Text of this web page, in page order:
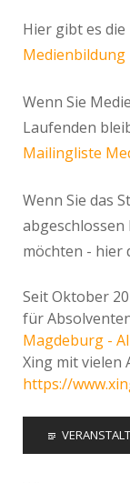
Hier gibt es die
Medienbildung
Wenn Sie
Laufenden
Mailingliste
Wenn Sie das
möchten - hier
Seit Oktober
für
Magdeburg -
Xing mit vielen
https://